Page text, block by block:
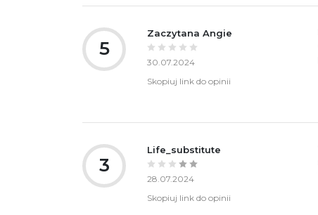
5
Zaczytana Angie
30.07.2024
Skopiuj link do opinii
3
Life_substitute
28.07.2024
Skopiuj link do opinii